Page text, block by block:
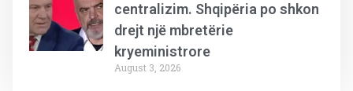
centralizim. Shqipëria po shkon
drejt një mbretërie
kryeministrore
August 3, 2026